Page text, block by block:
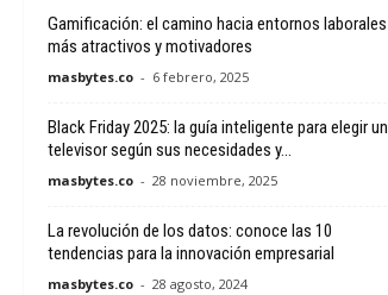
Gamificación: el camino hacia entornos laborales
más atractivos y motivadores
masbytes.co - 6 febrero, 2025
Black Friday 2025: la guía inteligente para elegir un
televisor según sus necesidades y...
masbytes.co - 28 noviembre, 2025
La revolución de los datos: conoce las 10
tendencias para la innovación empresarial
masbytes.co - 28 agosto, 2024